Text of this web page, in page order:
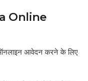
Online
ऑनलाइन आवेदन करने के लिए